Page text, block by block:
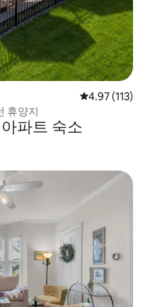
평점 4.97점(5
4.97 (113)
휴양지
파트 숙소